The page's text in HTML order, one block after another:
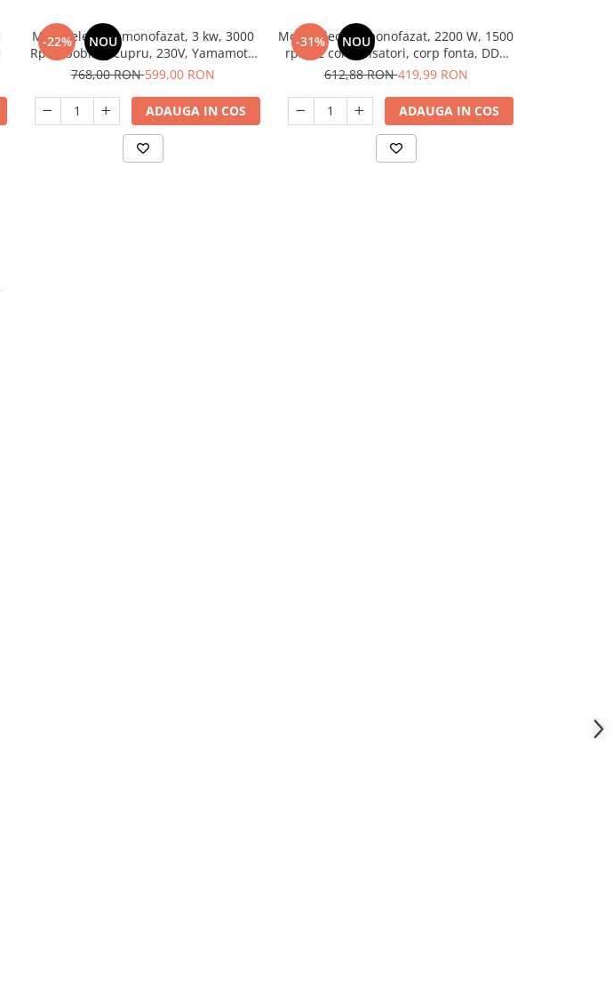
-22% NOU
Motor electric, monofazat, 3 kw, 3000
Rpm, bobinaj cupru, 230V, Yamamoto
Y100L-2
768,00 RON599,00 RON
ADAUGA IN COS
-31% NOU
Motor electric monofazat, 2200 W, 1500
rpm, 2 condensatori, corp fonta, DDT
Power
612,88 RON419,99 RON
ADAUGA IN COS